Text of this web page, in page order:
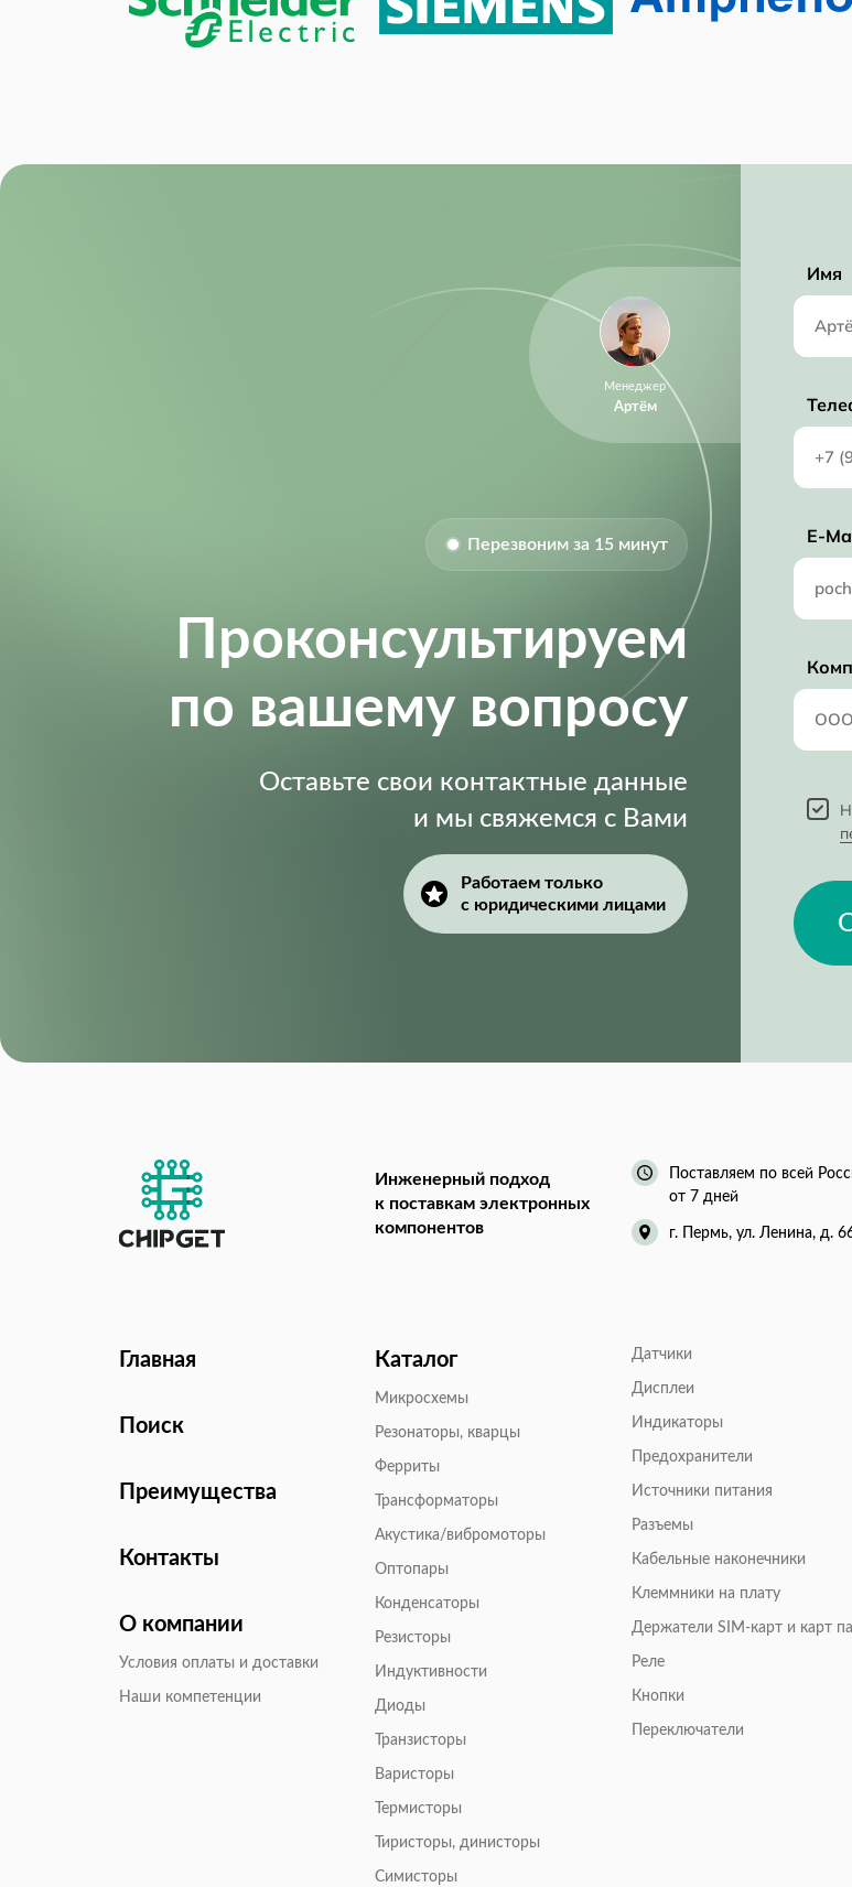
Менеджер
Артём
Перезвоним за 15 минут
Проконсультируем
по вашему вопросу
Оставьте свои контактные данные
и мы свяжемся с Вами
Работаем только
с юридическими лицами
Имя
E-
Инженерный подход
к поставкам электронных
компонентов
Поставляем по всей
от 7 дней
г. Пермь, ул. Ленина, д.
Главная
Поиск
Преимущества
Контакты
О компании
Условия оплаты и доставки
Наши компетенции
Каталог
Микросхемы
Резонаторы, кварцы
Ферриты
Трансформаторы
Акустика/вибромоторы
Оптопары
Конденсаторы
Резисторы
Индуктивности
Диоды
Транзисторы
Варисторы
Термисторы
Тиристоры, динисторы
Симисторы
Датчики
Дисплеи
Индикаторы
Предохранители
Источники питания
Разъемы
Кабельные наконечники
Клеммники на плату
Держатели SIM-карт и карт
Реле
Кнопки
Переключатели